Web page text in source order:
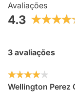
Avaliações
4.3
3 avaliações
Wellington Perez